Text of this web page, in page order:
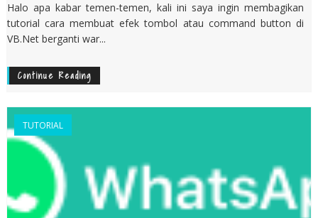
Halo apa kabar temen-temen, kali ini saya ingin membagikan
tutorial cara membuat efek tombol atau command button di
VB.Net berganti war...
Continue Reading
TUTORIAL